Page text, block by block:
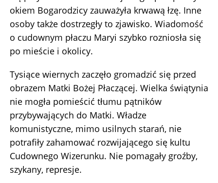
okiem Bogarodzicy zauważyła krwawą łzę. Inne
osoby także dostrzegły to zjawisko. Wiadomość
o cudownym płaczu Maryi szybko rozniosła się
po mieście i okolicy.
Tysiące wiernych zaczęło gromadzić się przed
obrazem Matki Bożej Płaczącej. Wielka świątynia
nie mogła pomieścić tłumu pątników
przybywających do Matki. Władze
komunistyczne, mimo usilnych starań, nie
potrafiły zahamować rozwijającego się kultu
Cudownego Wizerunku. Nie pomagały groźby,
szykany, represje.